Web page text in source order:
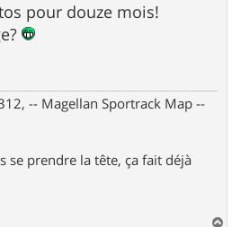
pour douze mois!
-- Magellan Sportrack Map --
se prendre la tête, ça fait déjà